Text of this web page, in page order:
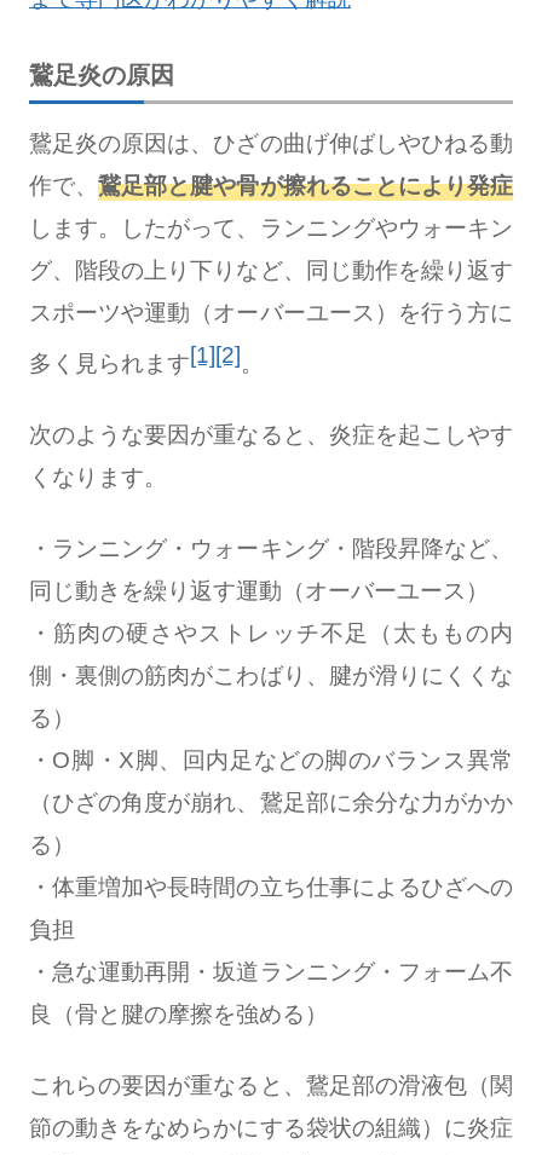
鵞足炎の原因
鵞足炎の原因は、ひざの曲げ伸ばしやひねる動
作で、鵞足部と腱や骨が擦れることにより発症
します。したがって、ランニングやウォーキン
グ、階段の上り下りなど、同じ動作を繰り返す
スポーツや運動（オーバーユース）を行う方に
多く見られます[1][2]。
次のような要因が重なると、炎症を起こしやす
くなります。
・ランニング・ウォーキング・階段昇降など、
同じ動きを繰り返す運動（オーバーユース）
・筋肉の硬さやストレッチ不足（太ももの内
側・裏側の筋肉がこわばり、腱が滑りにくくな
る）
・O脚・X脚、回内足などの脚のバランス異常
（ひざの角度が崩れ、鵞足部に余分な力がかか
る）
・体重増加や長時間の立ち仕事によるひざへの
負担
・急な運動再開・坂道ランニング・フォーム不
良（骨と腱の摩擦を強める）
これらの要因が重なると、鵞足部の滑液包（関
節の動きをなめらかにする袋状の組織）に炎症